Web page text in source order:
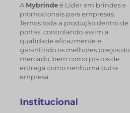
A Mybrindeé Líder em brindes e
promocionais para empresas.
Temos toda a produção dentro de
portas, controlando assim a
qualidade eficazmente e
garantindo os melhores preços do
mercado, bem como prazos de
entrega como nenhuma outra
empresa.
Institucional